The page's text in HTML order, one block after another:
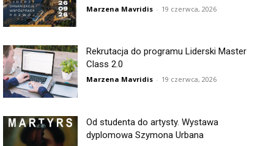
Marzena Mavridis - 19 czerwca, 2026
Rekrutacja do programu Liderski Master
Class 2.0
Marzena Mavridis - 19 czerwca, 2026
Od studenta do artysty. Wystawa
dyplomowa Szymona Urbana